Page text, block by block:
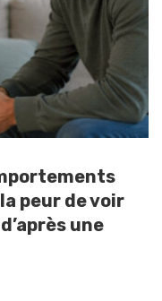
peur de voir
une